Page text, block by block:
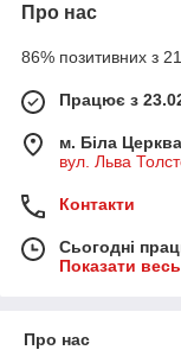
Про нас
86% позитивних з 21
Працює з
м. Біла Церква
вул. Льва
Контакти
Сьогодні
Показати
Про нас